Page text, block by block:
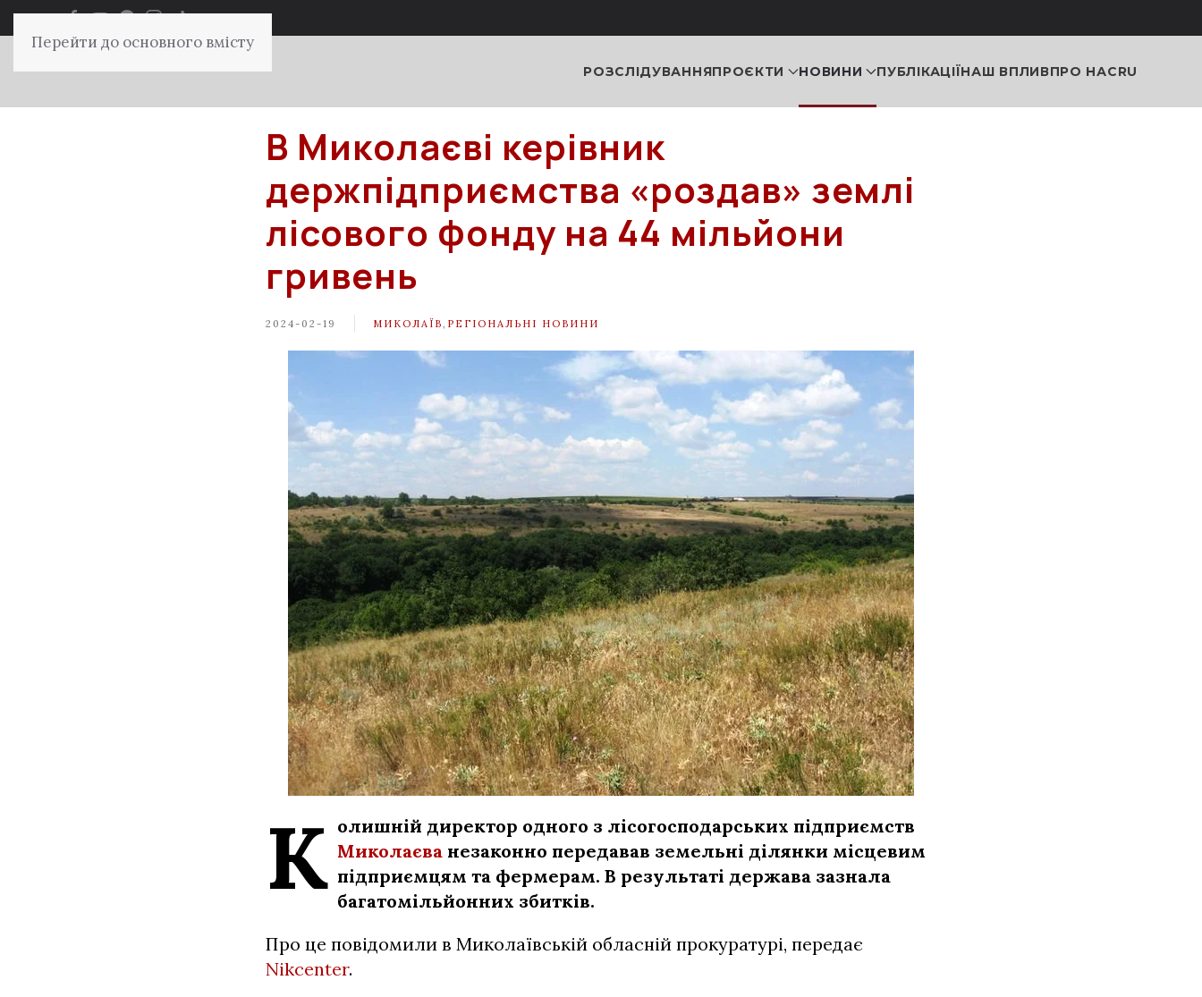
Перейти до основного вмісту
РОЗСЛІДУВАННЯПРОЄКТИ НОВИНИ ПУБЛІКАЦІЇНАШ ВПЛИВПРО НАСRU
В Миколаєві керівник
держпідприємства «роздав» землі
лісового фонду на 44 мільйони
гривень
2024-02-19 МИКОЛАЇВ РЕГІОНАЛЬНІ НОВИНИ
К олишній директор одного з лісогосподарських підприємств
Миколаєва незаконно передавав земельні ділянки місцевим
підприємцям та фермерам. В результаті держава зазнала
багатомільйонних збитків.
Про це повідомили в Миколаївській обласній прокуратурі, передає
Nikcenter.